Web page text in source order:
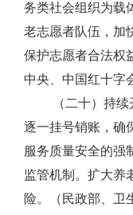
务类社会组织为载
老志愿者队伍，加
保护志愿者合法权
中央、中国红十字
（二十）持
逐一挂号销账，确
服务质量安全的强
监管机制。扩大养
险。（民政部、卫